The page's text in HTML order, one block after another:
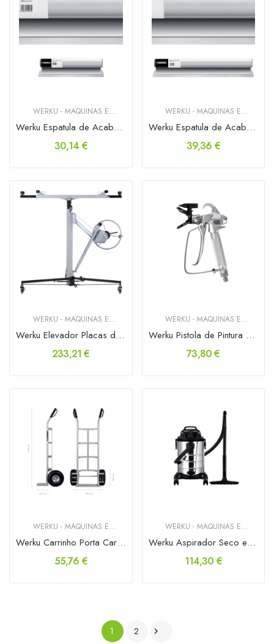
WERKU - MAQUINAS E
Werku Espatula de Acabamento 500mm
30,14 €
WERKU - MAQUINAS E
Werku Espatula de Acabamento 800mm
39,36 €
WERKU - MAQUINAS E
Werku Elevador Placas de Gesso Horizontal-Vertical
233,21 €
WERKU - MAQUINAS E
Werku Pistola de Pintura Airless 250 Bar
73,80 €
WERKU - MAQUINAS E
Werku Carrinho Porta Cargas 200Kg
55,76 €
WERKU - MAQUINAS E
Werku Aspirador Seco e úmido 30 L
114,30 €
1 2 